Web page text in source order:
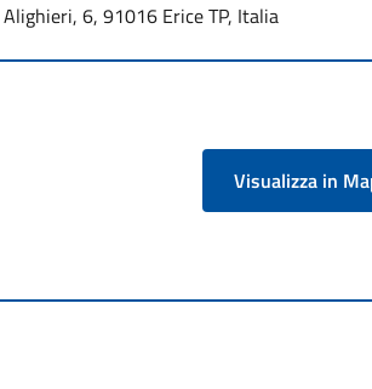
6, 91016 Erice TP, Italia
Visualizza in